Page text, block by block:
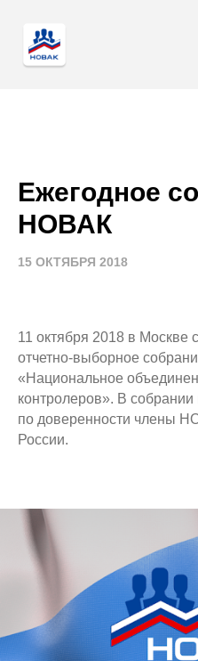
Ежегодное
НОВАК
15 ОКТЯБРЯ 2018
11 октября 2018 в Москве
отчетно-выборное
«Национальное
контролеров». В
по доверенности члены
России.